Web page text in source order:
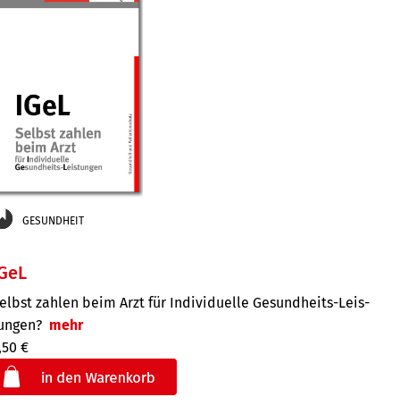
GESUNDHEIT
zahlen beim Arzt für Indi­vidu­elle Gesund­heits-Leis­
mehr
€